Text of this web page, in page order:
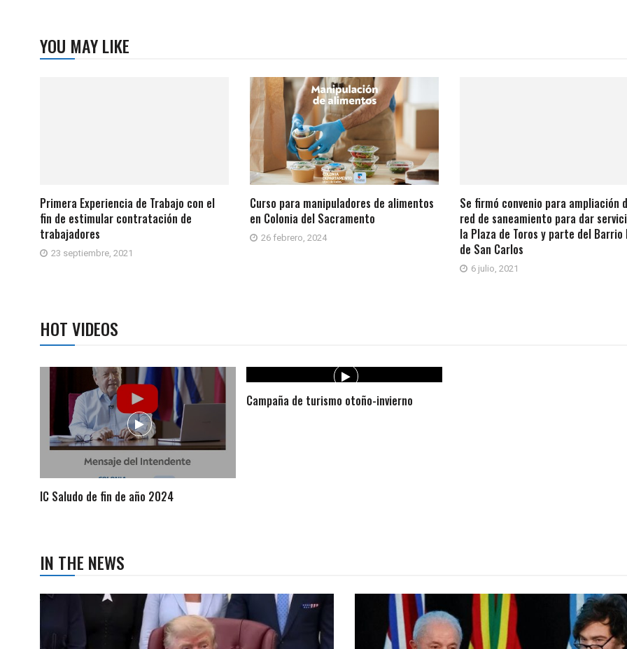
YOU MAY LIKE
Primera Experiencia de Trabajo con el
fin de estimular contratación de
trabajadores
23 septiembre, 2021
Curso para manipuladores de alimentos
en Colonia del Sacramento
26 febrero, 2024
Se firmó convenio para ampliación
red de saneamiento para dar
la Plaza de Toros y parte del Barrio
de San Carlos
6 julio, 2021
HOT VIDEOS
IC Saludo de fin de año 2024
Campaña de turismo otoño-invierno
IN THE NEWS